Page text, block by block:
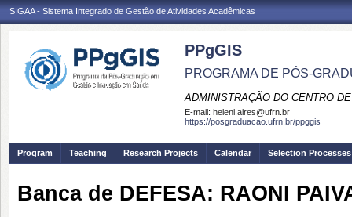
SIGAA - Sistema Integrado de Gestão de Atividades Acadêmicas
PPgGIS
PROGRAMA DE PÓS-
ADMINISTRAÇÃO DO CENTRO
E-mail: heleni.aires@ufrn.br
https://posgraduacao.ufrn.br/ppggis
Program Teaching Research Projects Calendar Selection Processes
Banca de DEFESA: RAONI